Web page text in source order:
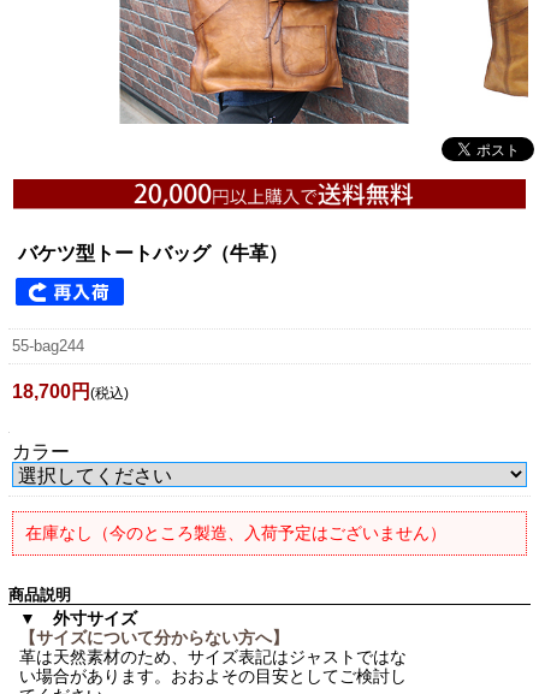
バケツ型トートバッグ（牛革）
55-bag244
18,700円 (税込)
カラー
在庫なし（今のところ製造、入荷予定はございません）
商品説明
▼ 外寸サイズ
【サイズについて分からない方へ】
革は天然素材のため、サイズ表記はジャストではな
い場合があります。おおよその目安としてご検討し